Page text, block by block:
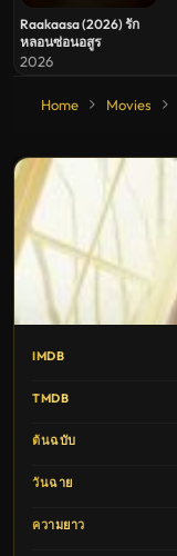
Raakaasa (2026) รัก
หลอนซ่อนอสูร
2026
Home Movies
IMDB
TMDB
ต้นฉบับ
วันฉาย
ความยาว